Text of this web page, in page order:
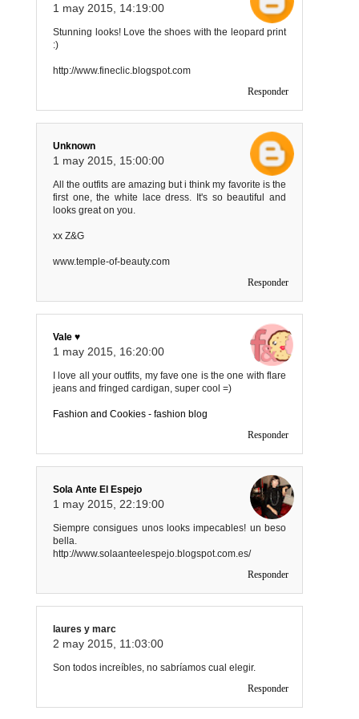
1 may 2015, 14:19:00
Stunning looks! Love the shoes with the leopard print
:)
http://www.fineclic.blogspot.com
Responder
Unknown
1 may 2015, 15:00:00
All the outfits are amazing but i think my favorite is the
first one, the white lace dress. It's so beautiful and
looks great on you.
xx Z&G
www.temple-of-beauty.com
Responder
Vale ♥
1 may 2015, 16:20:00
I love all your outfits, my fave one is the one with flare
jeans and fringed cardigan, super cool =)
Fashion and Cookies - fashion blog
Responder
Sola Ante El Espejo
1 may 2015, 22:19:00
Siempre consigues unos looks impecables! un beso
bella.
http://www.solaanteelespejo.blogspot.com.es/
Responder
laures y marc
2 may 2015, 11:03:00
Son todos increíbles, no sabríamos cual elegir.
Responder